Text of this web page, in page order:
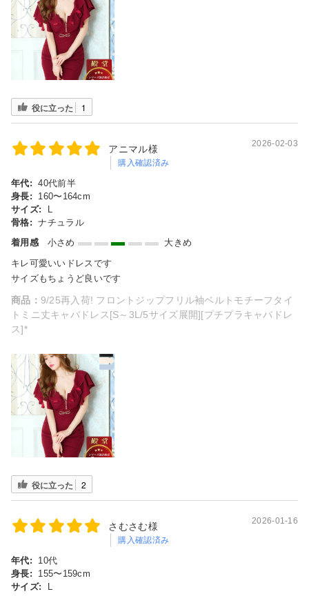
役に立った 1
アニマル様
購入確認済み
2026-02-03
年代: 40代前半
身長:
160〜164cm
サイズ:
骨格: ナチュラル
着用感
小さめ
大きめ
キレ可愛いいドレスです
サイズもちょうど良いです
商品： 9/25再入荷! フロントジップフリル袖ベルトモチーフタイ
トミニ丈キャバドレス[S～3L/5サイズ展開][プチプラキャバドレ
ス]*
役に立った 2
さむさむ様
購入確認済み
2026-01-16
年代:
10代
身長:
155〜159cm
サイズ:
L